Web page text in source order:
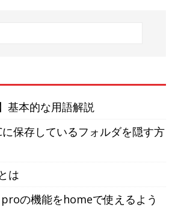
基本的な用語解説
に保存しているフォルダを隠す方
は
proの機能をhomeで使えるよう